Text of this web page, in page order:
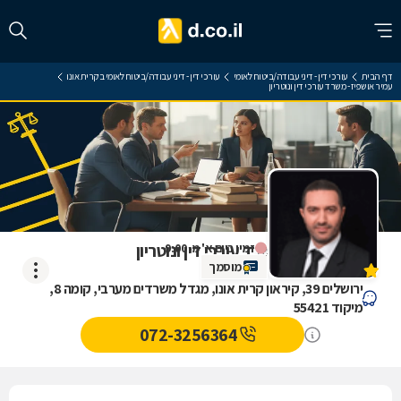
דף הבית עורכי דין - דיני עבודה/ביטוח לאומי עורכי דין - דיני עבודה/ביטוח לאומי בקרית אונו
עמיר אושפיז - משרד עורכי דין ונוטריון
זמין ביום א' מ-9:00
מוסמך
עמיר אושפיז - משרד עורכי דין ונוטריון
אין עדיין חוות דעת
ירושלים 39, קיראון קרית אונו, מגדל משרדים מערבי, קומה 8,
מיקוד 55421
072-3256364